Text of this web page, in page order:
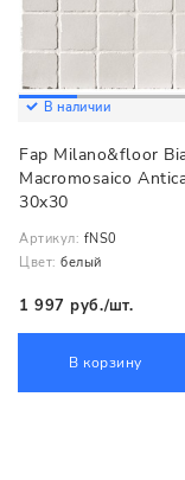
В наличии
Fap Milano&floor
Macromosaico
30x30
Артикул: fNS0
Цвет: белый
1 997 руб./шт.
В корзину